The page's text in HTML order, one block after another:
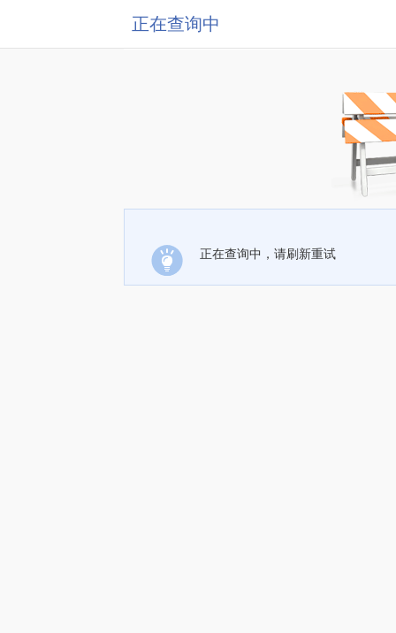
正在查询中
正在查询中，请刷新重试